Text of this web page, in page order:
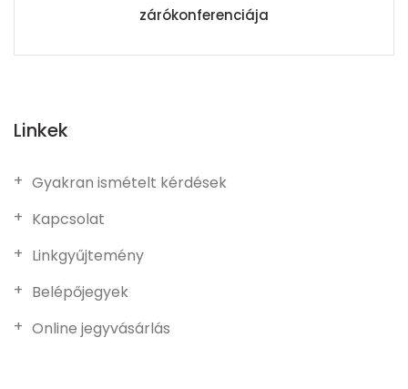
zárókonferenciája
Linkek
Gyakran ismételt kérdések
Kapcsolat
Linkgyűjtemény
Belépőjegyek
Online jegyvásárlás